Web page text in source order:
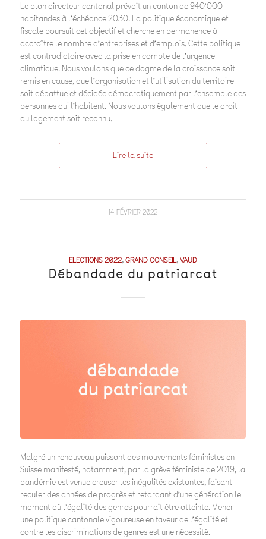
Le plan directeur cantonal prévoit un canton de 94O’OOO
habitandes à l’échéance 2O3O. La politique économique et
fiscale poursuit cet objectif et cherche en permanence à
accroître le nombre d’entreprises et d’emplois. Cette politique
est contradictoire avec la prise en compte de l’urgence
climatique. Nous voulons que ce dogme de la croissance soit
remis en cause, que l’organisation et l’utilisation du territoire
soit débattue et décidée démocratiquement par l’ensemble des
personnes qui l’habitent. Nous voulons également que le droit
au logement soit reconnu.
Lire la suite
14 FÉVRIER 2022
ELECTIONS 2022,GRAND CONSEIL,VAUD
Débandade du patriarcat
Malgré un renouveau puissant des mouvements féministes en
Suisse manifesté, notamment, par la grève féministe de 2O19, la
pandémie est venue creuser les inégalités existantes, faisant
reculer des années de progrès et retardant d’une génération le
moment où l’égalité des genres pourrait être atteinte. Mener
une politique cantonale vigoureuse en faveur de l’égalité et
contre les discriminations de genres est une nécessité.